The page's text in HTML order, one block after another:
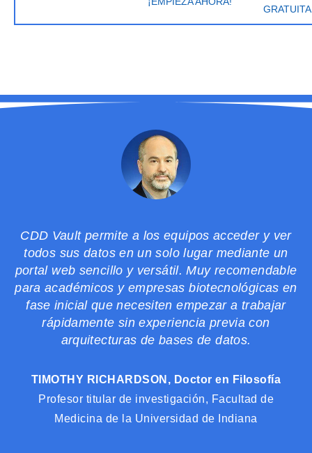
GRATUITA
CDD Vault permite a los equipos acceder y ver
todos sus datos en un solo lugar mediante un
portal web sencillo y versátil. Muy recomendable
para académicos y empresas biotecnológicas en
fase inicial que necesiten empezar a trabajar
rápidamente sin experiencia previa con
arquitecturas de bases de datos.
TIMOTHY RICHARDSON, Doctor en Filosofía
Profesor titular de investigación, Facultad de
Medicina de la Universidad de Indiana